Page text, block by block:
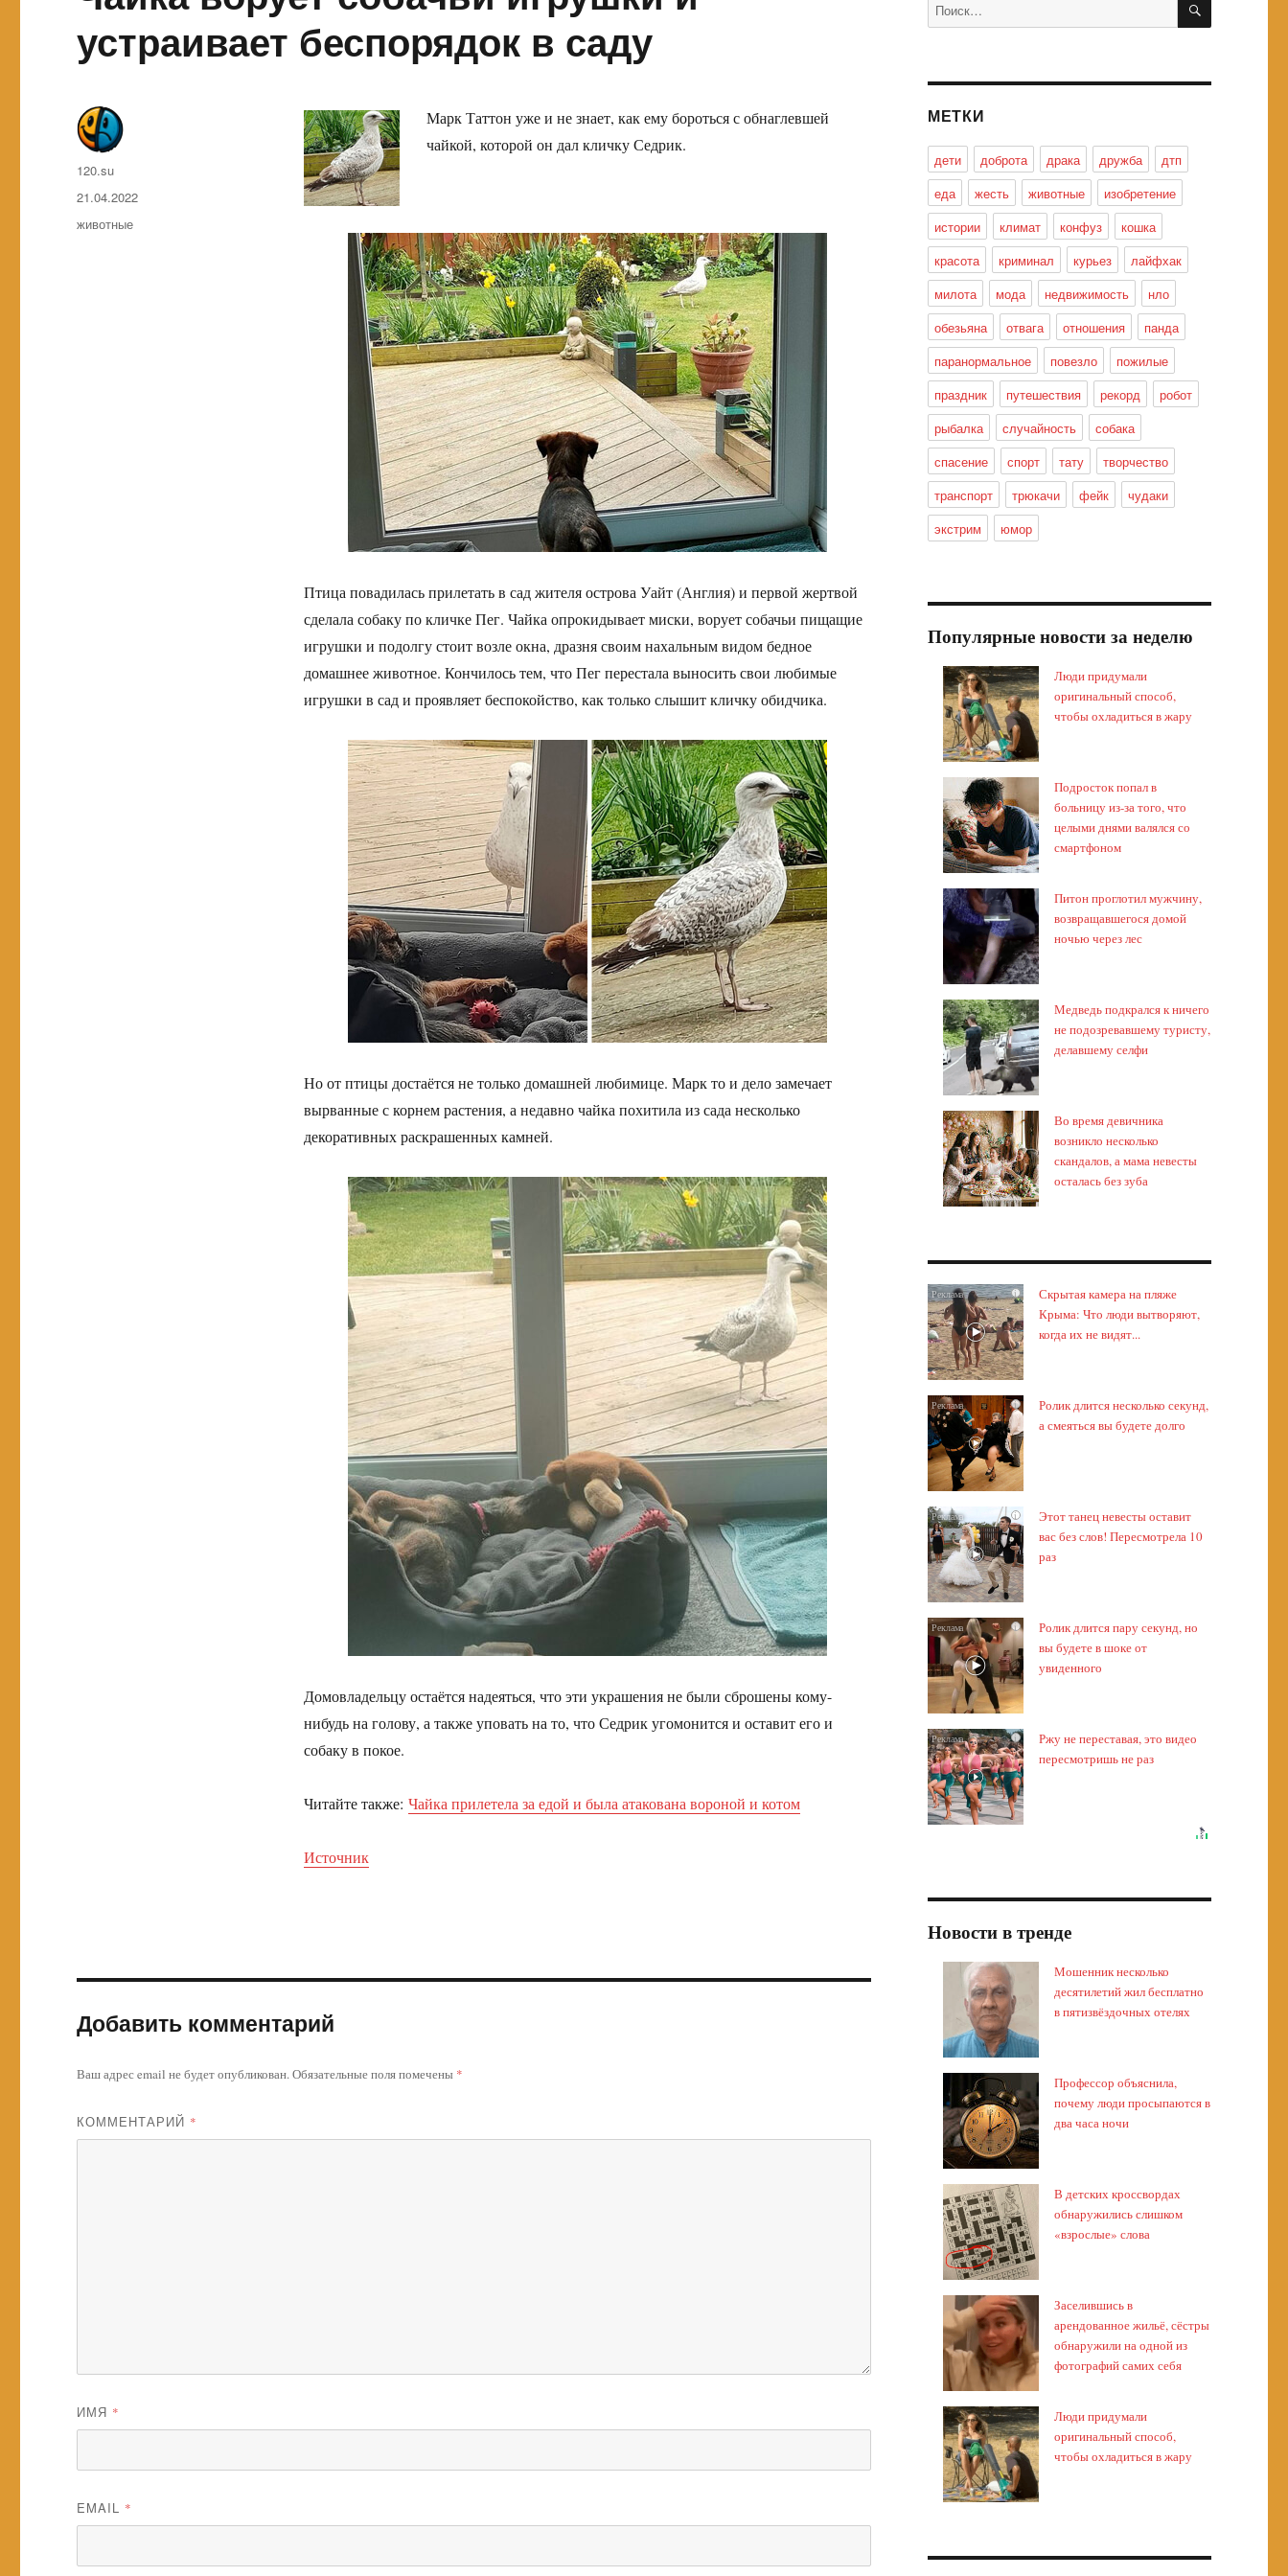
устраивает беспорядок в саду
Марк Таттон уже и не знает, как ему бороться с обнаглевшей
чайкой, которой он дал кличку Седрик.
Птица повадилась прилетать в сад жителя острова Уайт (Англия) и первой жертвой
сделала собаку по кличке Пег. Чайка опрокидывает миски, ворует собачьи пищащие
игрушки и подолгу стоит возле окна, дразня своим нахальным видом бедное
домашнее животное. Кончилось тем, что Пег перестала выносить свои любимые
игрушки в сад и проявляет беспокойство, как только слышит кличку обидчика.
Но от птицы достаётся не только домашней любимице. Марк то и дело замечает
вырванные с корнем растения, а недавно чайка похитила из сада несколько
декоративных раскрашенных камней.
Домовладельцу остаётся надеяться, что эти украшения не были сброшены кому-
нибудь на голову, а также уповать на то, что Седрик угомонится и оставит его и
собаку в покое.
Читайте также: Чайка прилетела за едой и была атакована вороной и котом
Источник
Автор
120.su
Опубликовано
21.04.2022
Метки
животные
Добавить комментарий
Ваш адрес email не будет опубликован.Обязательные поля помечены *
КОММЕНТАРИЙ *
ИМЯ *
EMAIL *
МЕТКИ
дети доброта драка дружба
дтп
еда
жесть животные
изобретение
истории
климат конфуз
кошка
красота
криминал курьез
лайфхак
милота
мода недвижимость
нло
обезьяна
отвага отношения
панда
паранормальное
повезло
пожилые
праздник
путешествия рекорд
робот
рыбалка
случайность
собака
спасение
спорт тату
творчество
транспорт
трюкачи фейк
чудаки
экстрим
юмор
Популярные новости за неделю
Люди придумали
оригинальный способ,
чтобы охладиться в жару
Подросток попал в
больницу из-за того, что
целыми днями валялся со
смартфоном
Питон проглотил мужчину,
возвращавшегося домой
ночью через лес
Медведь подкрался к ничего
не подозревавшему туристу,
делавшему селфи
Во время девичника
возникло несколько
скандалов, а мама невесты
осталась без зуба
i
Скрытая камера на пляже
Крыма: Что люди вытворяют,
когда их не видят...
i
Ролик длится несколько секунд,
а смеяться вы будете долго
i
Этот танец невесты оставит
вас без слов! Пересмотрела 10
раз
i
Ролик длится пару секунд, но
вы будете в шоке от
увиденного
i
Ржу не переставая, это видео
пересмотришь не раз
Новости в тренде
Мошенник несколько
десятилетий жил бесплатно
в пятизвёздочных отелях
Профессор объяснила,
почему люди просыпаются в
два часа ночи
В детских кроссвордах
обнаружились слишком
«взрослые» слова
Заселившись в
арендованное жильё, сёстры
обнаружили на одной из
фотографий самих себя
Люди придумали
оригинальный способ,
чтобы охладиться в жару